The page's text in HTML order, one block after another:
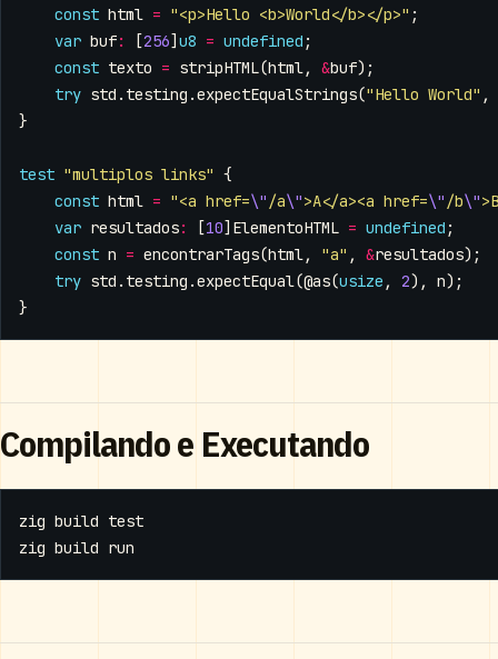
const html = "<p>Hello <b>World</b></p>" ;
var buf: [256] u8 = undefined ;
const texto = stripHTML(html, &buf);
try std . testing .expectEqualStrings("Hello World" ,
}
test "multiplos links" {
const html = "<a href=\" /a\">A</a><a href=\" /b\"
var resultados: [10] ElementoHTML = undefined ;
const n = encontrarTags(html, "a" , &resultados);
try std . testing .expectEqual(@as(usize , 2), n);
}
Compilando e Executando
zig build test